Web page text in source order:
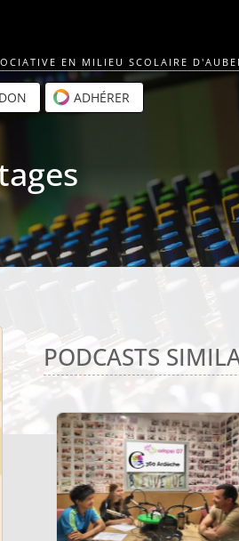
EN MILIEU SCOLAIRE
ADHÉRER
PODCASTS